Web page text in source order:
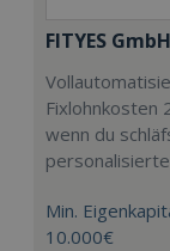
FITYES GmbH
wenn du
Min.
10.000€